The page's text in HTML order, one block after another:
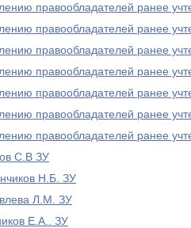
правообладателей ранее
правообладателей ранее
правообладателей ранее
правообладателей ранее
правообладателей ранее
правообладателей ранее
правообладателей ранее
С.В ЗУ
Н.Б. ЗУ
Л.М. ЗУ
Е.А.. ЗУ